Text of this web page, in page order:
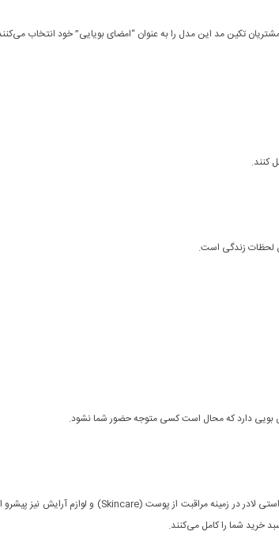
تکین مد این مدل را به عنوان “امضای بویایی” خود انتخاب
کنند.
لحظات زندگی است.
دارد که محال است کسی متوجه حضور شما نشود.